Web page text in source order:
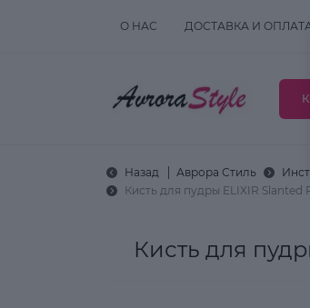
О НАС ДОСТАВКА И
Назад Аврора Стиль
Кисть для пудры ELIXIR Slanted
Кисть для